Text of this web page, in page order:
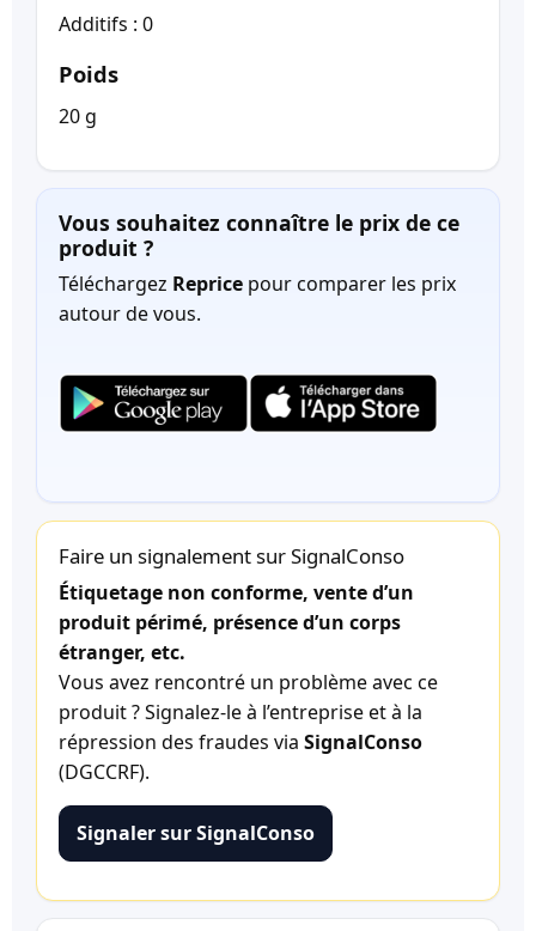
Additifs : 0
Poids
20 g
Vous souhaitez connaître le prix de ce
produit ?
Téléchargez Reprice pour comparer les prix
autour de vous.
Faire un signalement sur SignalConso
Étiquetage non conforme, vente d’un
produit périmé, présence d’un corps
étranger, etc.
Vous avez rencontré un problème avec ce
produit ? Signalez-le à l’entreprise et à la
répression des fraudes via SignalConso
(DGCCRF).
Signaler sur SignalConso